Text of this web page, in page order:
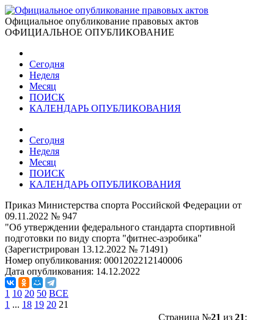
Официальное опубликование правовых актов
ОФИЦИАЛЬНОЕ ОПУБЛИКОВАНИЕ
Сегодня
Неделя
Месяц
ПОИСК
КАЛЕНДАРЬ ОПУБЛИКОВАНИЯ
Сегодня
Неделя
Месяц
ПОИСК
КАЛЕНДАРЬ ОПУБЛИКОВАНИЯ
Приказ Министерства спорта Российской Федерации от
09.11.2022 № 947
"Об утверждении федерального стандарта спортивной
подготовки по виду спорта "фитнес-аэробика"
(Зарегистрирован 13.12.2022 № 71491)
Номер опубликования: 0001202212140006
Дата опубликования: 14.12.2022
1 10 20 50 ВСЕ
1 ... 18 19 20 21
Страница №21 из 21: